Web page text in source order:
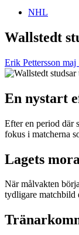
NHL
Wallstedt
Erik Pettersson maj
En nystart
Efter en period där
fokus i matcherna
Lagets
När målvakten
tydligare matchbild